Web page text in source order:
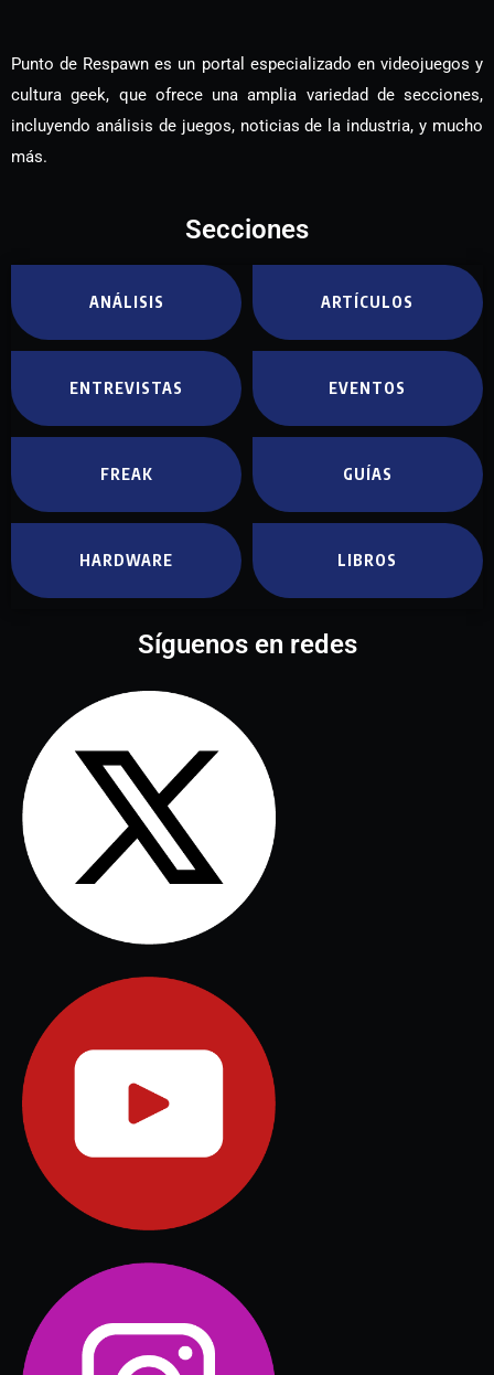
Punto de Respawn es un portal especializado en videojuegos y
cultura geek, que ofrece una amplia variedad de secciones,
incluyendo análisis de juegos, noticias de la industria, y mucho
más.
Secciones
ANÁLISIS ARTÍCULOS
ENTREVISTAS EVENTOS
FREAK GUÍAS
HARDWARE LIBROS
Síguenos en redes